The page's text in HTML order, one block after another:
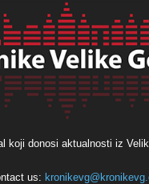
koji donosi aktualnosti iz
us: